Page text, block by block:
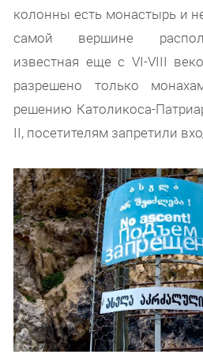
колонны есть монастырь и
самой вершине
известная еще с VI-VIII
разрешено только
решению Католикоса-
II, посетителям запретили